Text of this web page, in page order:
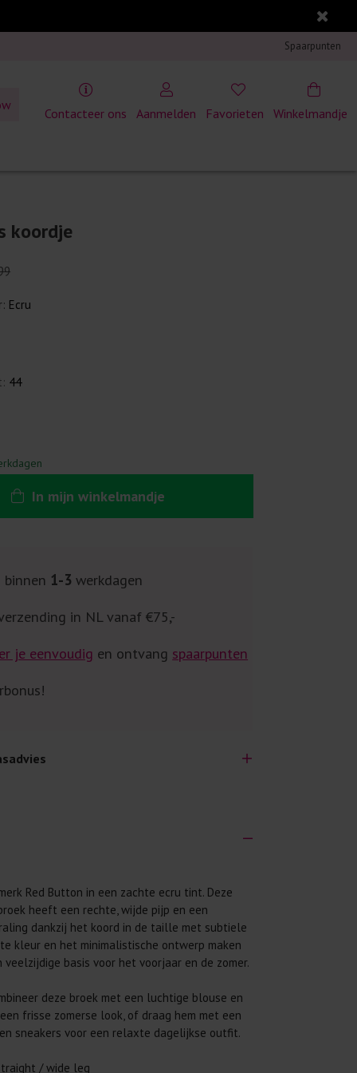
Spaarpunten
Winkelmandje
Contacteer ons Aanmelden Favorieten
koordje
Ecru
44
In mijn winkelmandje
binnen 1-3werkdagen
in NL vanaf €75,-
je eenvoudig en ontvang spaarpunten
wij een aantal algemene was-tips:
even het was-etiket.
binnenste buiten. Dat beschermt de
met wasmiddel. Per kledingstuk is een drupje
mogelijk. Op 20 of 30 graden wassen is vaak
Red Button in een zachte ecru tint. Deze
heeft een rechte, wijde pijp en een
dankzij het koord in de taille met subtiele
kleur en het minimalistische ontwerp maken
veelzijdige basis voor het voorjaar en de zomer.
deze broek met een luchtige blouse en
frisse zomerse look, of draag hem met een
sneakers voor een relaxte dagelijkse outfit.
/ wide leg